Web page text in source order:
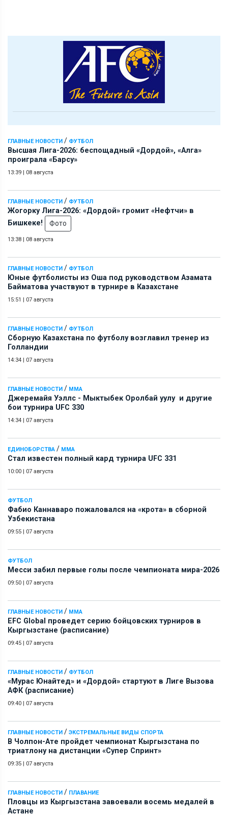
ГЛАВНЫЕ НОВОСТИ / ФУТБОЛ
Высшая Лига-2026: беспощадный «Дордой», «Алга»
проиграла «Барсу»
13:39 | 08 августа
ГЛАВНЫЕ НОВОСТИ / ФУТБОЛ
Жогорку Лига-2026: «Дордой» громит «Нефтчи» в
Бишкеке!
Фото
13:38 | 08 августа
ГЛАВНЫЕ НОВОСТИ / ФУТБОЛ
Юные футболисты из Оша под руководством Азамата
Байматова участвуют в турнире в Казахстане
15:51 | 07 августа
ГЛАВНЫЕ НОВОСТИ / ФУТБОЛ
Сборную Казахстана по футболу возглавил тренер из
Голландии
14:34 | 07 августа
ГЛАВНЫЕ НОВОСТИ / ММА
Джеремайя Уэллс - Мыктыбек Оролбай уулу и другие
бои турнира UFC 330
14:34 | 07 августа
ЕДИНОБОРСТВА / ММА
Стал известен полный кард турнира UFC 331
10:00 | 07 августа
ФУТБОЛ
Фабио Каннаваро пожаловался на «крота» в сборной
Узбекистана
09:55 | 07 августа
ФУТБОЛ
Месси забил первые голы после чемпионата мира-2026
09:50 | 07 августа
ГЛАВНЫЕ НОВОСТИ / ММА
EFC Global проведет серию бойцовских турниров в
Кыргызстане (расписание)
09:45 | 07 августа
ГЛАВНЫЕ НОВОСТИ / ФУТБОЛ
«Мурас Юнайтед» и «Дордой» стартуют в Лиге Вызова
АФК (расписание)
09:40 | 07 августа
ГЛАВНЫЕ НОВОСТИ / ЭКСТРЕМАЛЬНЫЕ ВИДЫ СПОРТА
В Чолпон-Ате пройдет чемпионат Кыргызстана по
триатлону на дистанции «Супер Спринт»
09:35 | 07 августа
ГЛАВНЫЕ НОВОСТИ / ПЛАВАНИЕ
Пловцы из Кыргызстана завоевали восемь медалей в
Астане